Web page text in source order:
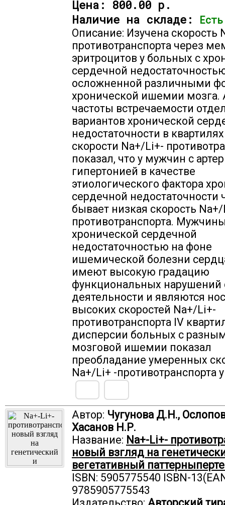
Цена: 800.00 р.
Наличие на складе:
Описание: Изучена скорость
противотранспорта через
эритроцитов у больных с
сердечной
осложненной различными
хронической ишемии мозга.
частоты встречаемости
вариантов хронической
недостаточности в
скорости Na+/Li+-
показал, что у мужчин с
гипертонией в качестве
этиологического фактора
сердечной недостаточности
бывает низкая скорость
противотранспорта.
хронической сердечной
недостаточностью на фоне
ишемической болезни
имеют высокую градацию
функциональных нарушений
деятельности и являются
высоких скоростей Na+/Li+-
противотранспорта IV
дисперсии больных с
мозговой ишемии показал
преобладание умеренных
Na+/Li+ -противотранспорта
Автор: Чугунова Д.Н.,
Хасанов Н.Р.
Название: Na+-Li+-
новый взгляд на
вегетативный
ISBN: 5905775540 ISBN-
9785905775543